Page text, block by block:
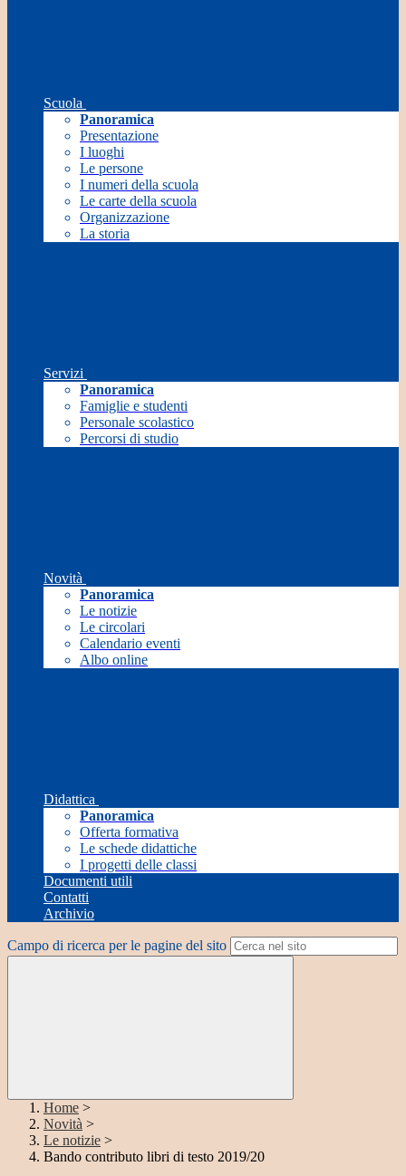
Scuola
Panoramica
Presentazione
I luoghi
Le persone
I numeri della scuola
Le carte della scuola
Organizzazione
La storia
Servizi
Panoramica
Famiglie e studenti
Personale scolastico
Percorsi di studio
Novità
Panoramica
Le notizie
Le circolari
Calendario eventi
Albo online
Didattica
Panoramica
Offerta formativa
Le schede didattiche
I progetti delle classi
Documenti utili
Contatti
Archivio
Campo di ricerca per le pagine del sito
Home >
Novità >
Le notizie >
Bando contributo libri di testo 2019/20